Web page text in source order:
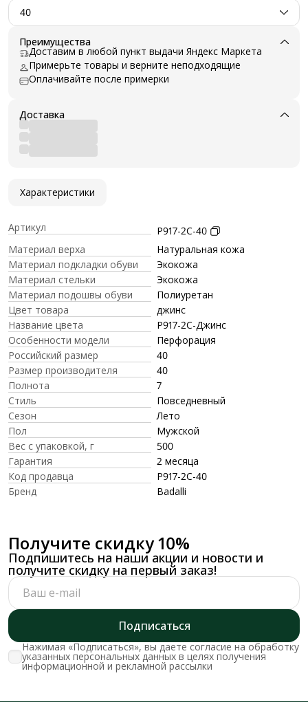
40
Преимущества
Доставим в любой пункт выдачи Яндекс Маркета
Примерьте товары и верните неподходящие
Оплачивайте после примерки
Доставка
Характеристики
Артикул
P917-2C-40
Материал верха
Натуральная кожа
Материал подкладки обуви
Экокожа
Материал стельки
Экокожа
Материал подошвы обуви
Полиуретан
Цвет товара
джинс
Название цвета
P917-2C-Джинс
Особенности модели
Перфорация
Российский размер
40
Размер производителя
40
Полнота
7
Стиль
Повседневный
Сезон
Лето
Пол
Мужской
Вес с упаковкой, г
500
Гарантия
2 месяца
Код продавца
P917-2C-40
Бренд
Badalli
Получите скидку 10%
Подпишитесь на наши акции и новости и
получите скидку на первый заказ!
Подписаться
Нажимая «Подписаться», вы даете согласие на обработку
указанных персональных данных в целях получения
информационной и рекламной рассылки